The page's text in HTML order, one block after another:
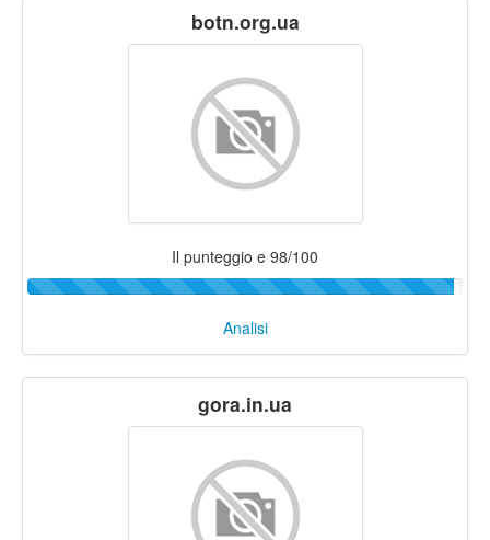
botn.org.ua
Il punteggio e 98/100
Analisi
gora.in.ua